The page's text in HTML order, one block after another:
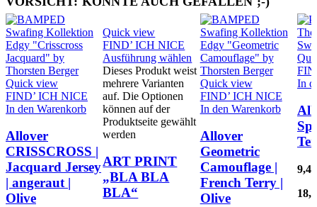
Quick view
FIND’ ICH NICE
In den Warenkorb
Allover
CRISSCROSS |
Jacquard Jersey
| angeraut |
Olive
Quick view
FIND’ ICH NICE
Ausführung wählen
Dieses Produkt weist
mehrere Varianten
auf. Die Optionen
können auf der
Produktseite gewählt
werden
ART PRINT
„BLA BLA
BLA“
Quick view
FIND’ ICH NICE
In den Warenkorb
Allover
Geometric
Camouflage |
French Terry |
Olive
In